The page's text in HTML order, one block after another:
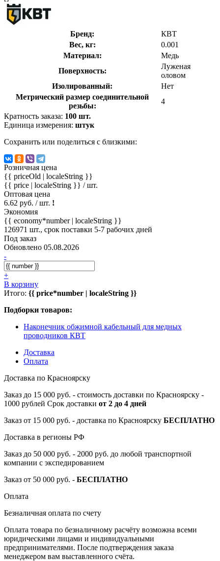
Бренд:
КВТ
Вес, кг:
0.001
Материал:
Медь
Поверхность:
Луженая
оловом
Изолированный:
Нет
Метрический размер соединительной
резьбы:
4
Кратность заказа: 100 шт.
Единица измерения: штук
Сохранить или поделиться с близкими:
Розничная цена
{{ priceOld | localeString }}
{{ price | localeString }} / шт.
Оптовая цена
6.62 руб. / шт. !
Экономия
{{ economy*number | localeString }}
126971 шт., срок поставки 5-7 рабочих дней
Под заказ
Обновлено 05.08.2026
-
+
В корзину
Итого: {{ price*number | localeString }}
Подборки товаров:
Наконечник обжимной кабельный для медных
проводников КВТ
Доставка
Оплата
Доставка по Красноярску
Заказ до 15 000 руб. - стоимость доставки по Красноярску -
1000 рублей Срок доставки от 2 до 4 дней
Заказ от 15 000 руб. - доставка по Красноярску БЕСПЛАТНО
Доставка в регионы РФ
Заказ до 50 000 руб. - 2000 руб. до любой транспортной
компании с экспедированием
Заказ от 50 000 руб. - БЕСПЛАТНО
Оплата
Безналичная оплата по счету
Оплата товара по безналичному расчёту возможна всеми
юридическими лицами и индивидуальными
предпринимателями. После подтверждения заказа
менеджером вам выставленного счёта.